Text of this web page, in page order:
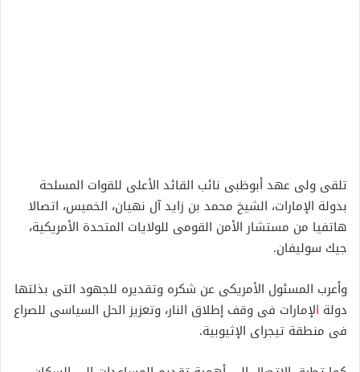
تلقى ولى عهد أبوظبى نائب القائد الأعلى للقوات المسلحة
بدولة الإمارات، الشيخ محمد بن زايد آل نهيان، الخميس، اتصالا
هاتفيا من مستشار الأمن القومى للولايات المتحدة الأمريكية،
جيك سوليفان.
وأعرب المسئول الأمريكى عن شكره وتقديره للجهود التى بذلتها
دولة الإمارات فى وقف إطلاق النار، وتعزيز الحل السياسى للصراع
فى منطقة تيجراى الإثيوبية.